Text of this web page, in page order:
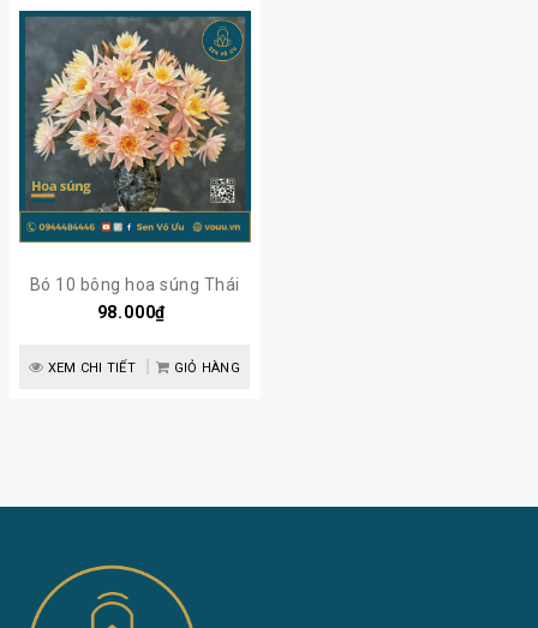
Bó 10 bông hoa súng Thái
màu cá Hồi
98.000₫
XEM CHI TIẾT GIỎ HÀNG